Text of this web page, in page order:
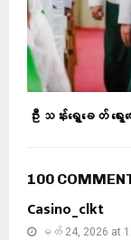
ဦးသန်းရွှေခေတ် ရွေ
100
Casino_clkt
မတ် 24, 2026 at